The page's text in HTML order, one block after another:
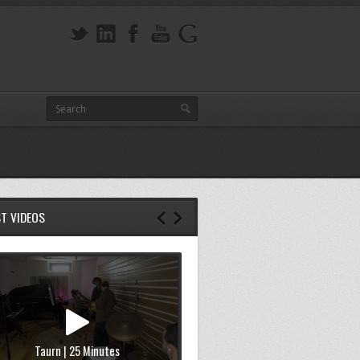
VIDEOS
Taurn | 25 Minutes